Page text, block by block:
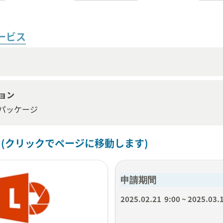
ビス
ン
ッケージ
リックでページに移動します)
申請期間
2025.02.21  9:00 ~